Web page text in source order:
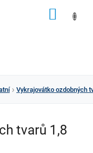
Vykrajovátko ozdobných
tvarů 1,8